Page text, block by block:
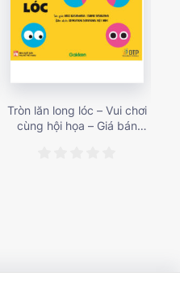
Tròn lăn long lóc – Vui chơi
cùng hội họa – Giá bán